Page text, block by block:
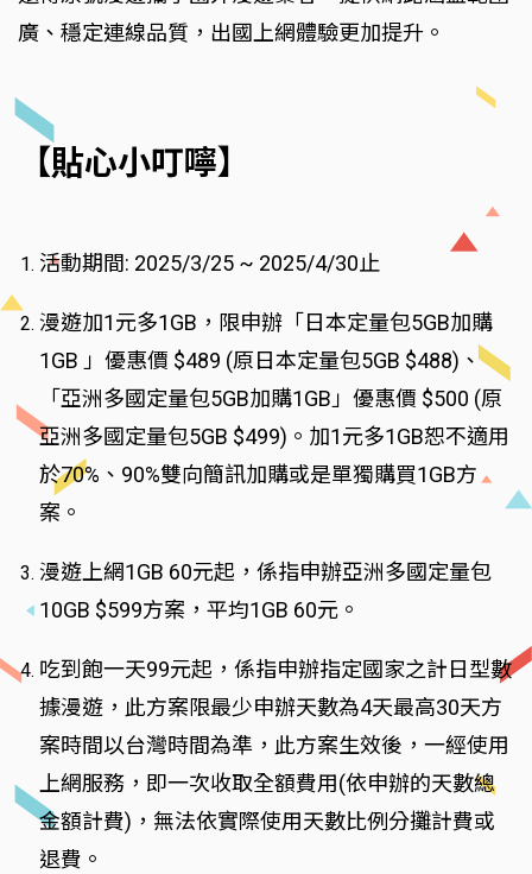
廣、穩定連線品質，出國上網體驗更加提升。
【貼心小叮嚀】
活動期間: 2025/3/25 ~ 2025/4/30止
漫遊加1元多1GB，限申辦「日本定量包5GB加購
1GB 」優惠價 $489 (原日本定量包5GB $488)、
「亞洲多國定量包5GB加購1GB」優惠價 $500 (原
亞洲多國定量包5GB $499)。加1元多1GB恕不適用
於70%、90%雙向簡訊加購或是單獨購買1GB方
案。
漫遊上網1GB 60元起，係指申辦亞洲多國定量包
10GB $599方案，平均1GB 60元。
吃到飽一天99元起，係指申辦指定國家之計日型數
據漫遊，此方案限最少申辦天數為4天最高30天方
案時間以台灣時間為準，此方案生效後，一經使用
上網服務，即一次收取全額費用(依申辦的天數總
金額計費)，無法依實際使用天數比例分攤計費或
退費。